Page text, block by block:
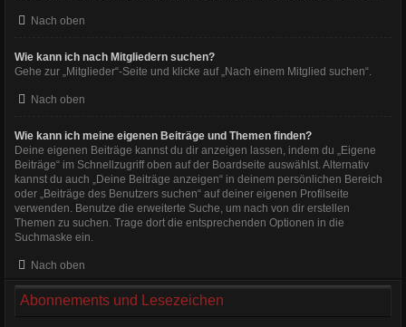
Nach oben
Wie kann ich nach Mitgliedern suchen?
Gehe zur „Mitglieder“-Seite und klicke auf „Nach einem Mitglied suchen“.
Nach oben
Wie kann ich meine eigenen Beiträge und Themen finden?
Deine eigenen Beiträge kannst du dir anzeigen lassen, indem du „Eigene
Beiträge“ im Schnellzugriff oben auf der Boardseite auswählst. Alternativ
kannst du auch „Deine Beiträge anzeigen“ in deinem persönlichen Bereich
oder „Beiträge des Benutzers suchen“ auf deiner eigenen Profilseite
verwenden. Benutze die erweiterte Suche, um nach von dir erstellen
Themen zu suchen. Trage dort die entsprechenden Optionen in die
Suchmaske ein.
Nach oben
Abonnements und Lesezeichen